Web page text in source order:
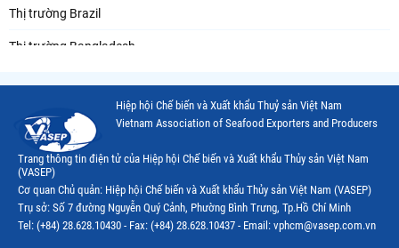
Thị trường Brazil
Thị trường Bangladesh
Thị trường Canada
Thị trường Ecuador
Thị trường EU
Thị trường Indonesia
Hiệp hội Chế biến và Xuất khẩu Thuỷ sản Việt Nam
Vietnam Association of Seafood Exporters and Producers
Trang thông tin điện tử của Hiệp hội Chế biến và Xuất khẩu Thủy sản Việt Nam
(VASEP)
Cơ quan Chủ quản: Hiệp hội Chế biến và Xuất khẩu Thủy sản Việt Nam (VASEP)
Trụ sở: Số 7 đường Nguyễn Quý Cảnh, Phường Bình Trưng, Tp.Hồ Chí Minh
Tel: (+84) 28.628.10430 - Fax: (+84) 28.628.10437 - Email: vphcm@vasep.com.vn